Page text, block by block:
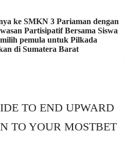
ke SMKN 3 Pariaman dengan
Partisipatif Bersama Siswa
pemula untuk Pilkada
di Sumatera Barat
TO END UPWARD
TO YOUR MOSTBET